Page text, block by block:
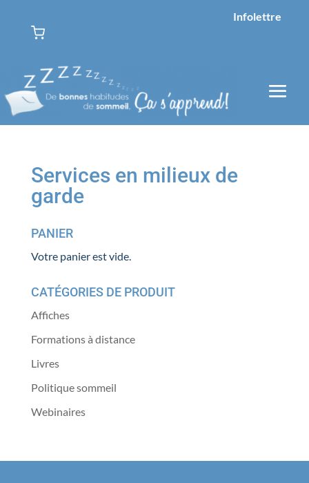
Infolettre
Services en milieux de
garde
PANIER
Votre panier est vide.
CATÉGORIES DE PRODUIT
Affiches
Formations à distance
Livres
Politique sommeil
Webinaires